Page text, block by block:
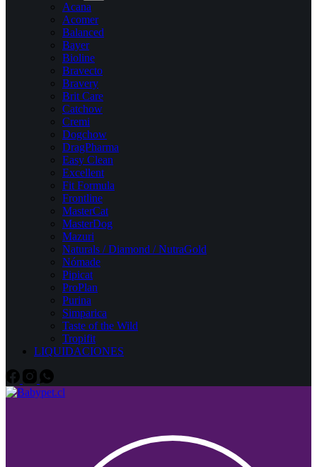
Acana
Acomer
Balanced
Bayer
Bioline
Bravecto
Bravery
Brit Care
Catchow
Cremi
Dogchow
DragPharma
Easy Clean
Excellent
Fit Formula
Frontline
MasterCat
MasterDog
Mazuri
Naturals / Diamond / NutraGold
Nómade
Pipicat
ProPlan
Purina
Simparica
Taste of the Wild
Tropifit
LIQUIDACIONES